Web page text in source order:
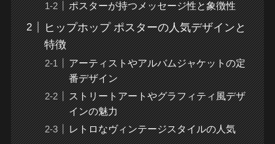
ポスターが持つメッセージ性と象徴性
ヒップホップ ポスターの人気デザインと
特徴
アーティストやアルバムジャケットの定
番デザイン
ストリートアートやグラフィティ風デザ
インの魅力
レトロなヴィンテージスタイルの人気